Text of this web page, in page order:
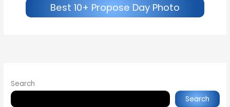
Best 10+ Propose Day Photo
Search
Search